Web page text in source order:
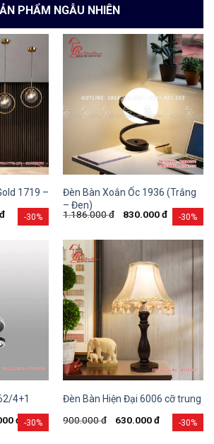
PHẨM NGẪU NHIÊN
-30%
1719 –
đ -30%
Đèn Bàn Xoắn Ốc 1936 (Trắng
– Đen)
1.186.000đ 830.000đ
-30%
4+1
đ -30%
Đèn Bàn Hiện Đại 6006 cỡ trung
900.000đ 630.000đ